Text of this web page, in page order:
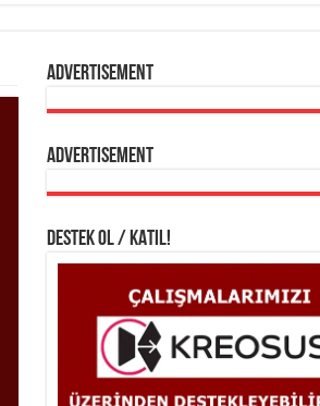
Advertisement
Advertisement
DESTEK OL / KATIL!